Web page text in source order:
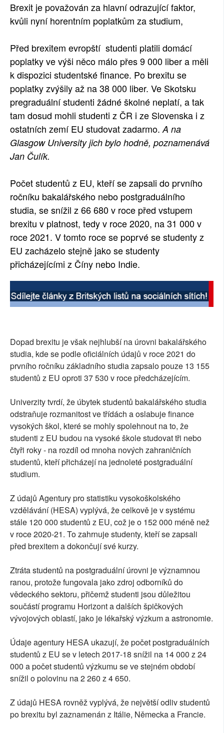
Brexit je považován za hlavní odrazující faktor,
kvůli nyní horentním poplatkům za studium,
Před brexitem evropští studenti platili domácí
poplatky ve výši něco málo přes 9 000 liber a měli
k dispozici studentské finance. Po brexitu se
poplatky zvýšily až na 38 000 liber. Ve Skotsku
pregraduální studenti žádné školné neplatí, a tak
tam dosud mohli studenti z ČR i ze Slovenska i z
ostatních zemí EU studovat zadarmo. A na
Glasgow University jich bylo hodně, poznamenává
Jan Čulík.
Počet studentů z EU, kteří se zapsali do prvního
ročníku bakalářského nebo postgraduálního
studia, se snížil z 66 680 v roce před vstupem
brexitu v platnost, tedy v roce 2020, na 31 000 v
roce 2021. V tomto roce se poprvé se studenty z
EU zacházelo stejně jako se studenty
přicházejícími z Číny nebo Indie.
Dopad brexitu je však nejhlubší na úrovni bakalářského
studia, kde se podle oficiálních údajů v roce 2021 do
prvního ročníku základního studia zapsalo pouze 13 155
studentů z EU oproti 37 530 v roce předcházejícím.
Univerzity tvrdí, že úbytek studentů bakalářského studia
odstraňuje rozmanitost ve třídách a oslabuje finance
vysokých škol, které se mohly spolehnout na to, že
studenti z EU budou na vysoké škole studovat tři nebo
čtyři roky - na rozdíl od mnoha nových zahraničních
studentů, kteří přicházejí na jednoleté postgraduální
studium.
Z údajů Agentury pro statistiku vysokoškolského
vzdělávání (HESA) vyplývá, že celkově je v systému
stále 120 000 studentů z EU, což je o 152 000 méně než
v roce 2020-21. To zahrnuje studenty, kteří se zapsali
před brexitem a dokončují své kurzy.
Ztráta studentů na postgraduální úrovni je významnou
ranou, protože fungovala jako zdroj odborníků do
vědeckého sektoru, přičemž studenti jsou důležitou
součástí programu Horizont a dalších špičkových
vývojových oblastí, jako je lékařský výzkum a astronomie.
Údaje agentury HESA ukazují, že počet postgraduálních
studentů z EU se v letech 2017-18 snížil na 14 000 z 24
000 a počet studentů výzkumu se ve stejném období
snížil o polovinu na 2 260 z 4 650.
Z údajů HESA rovněž vyplývá, že největší odliv studentů
po brexitu byl zaznamenán z Itálie, Německa a Francie.